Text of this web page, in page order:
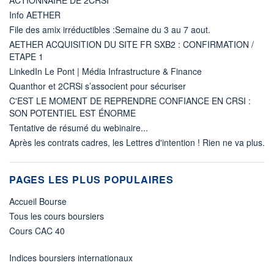
Info AETHER
File des amix irréductibles :Semaine du 3 au 7 aout.
AETHER ACQUISITION DU SITE FR SXB2 : CONFIRMATION /
ETAPE 1
LinkedIn Le Pont | Média Infrastructure & Finance
Quanthor et 2CRSi s’associent pour sécuriser
C'EST LE MOMENT DE REPRENDRE CONFIANCE EN CRSI :
SON POTENTIEL EST ÉNORME
Tentative de résumé du webinaire...
Après les contrats cadres, les Lettres d'intention ! Rien ne va plus.
PAGES LES PLUS POPULAIRES
Accueil Bourse
Tous les cours boursiers
Cours CAC 40
Indices boursiers internationaux